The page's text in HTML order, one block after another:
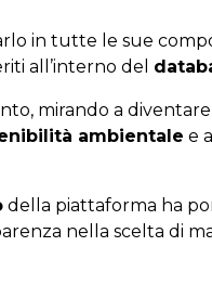
in tutte le sue
all’interno del
mirando a
ambientale e
della piattaforma ha
nella scelta di